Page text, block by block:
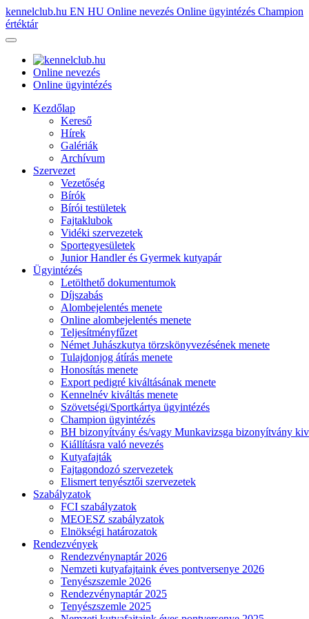
kennelclub.hu EN HU Online nevezés Online ügyintézés Champion
értéktár
Online nevezés
Online ügyintézés
Kezdőlap
Kereső
Hírek
Galériák
Archívum
Szervezet
Vezetőség
Bírók
Bírói testületek
Fajtaklubok
Vidéki szervezetek
Sportegyesületek
Junior Handler és Gyermek kutyapár
Ügyintézés
Letölthető dokumentumok
Díjszabás
Alombejelentés menete
Online alombejelentés menete
Teljesítményfűzet
Német Juhászkutya törzskönyvezésének menete
Tulajdonjog átírás menete
Honosítás menete
Export pedigré kiváltásának menete
Kennelnév kiváltás menete
Szövetségi/Sportkártya ügyintézés
Champion ügyintézés
BH bizonyítvány és/vagy Munkavizsga bizonyítvány
Kiállításra való nevezés
Kutyafajták
Fajtagondozó szervezetek
Elismert tenyésztői szervezetek
Szabályzatok
FCI szabályzatok
MEOESZ szabályzatok
Elnökségi határozatok
Rendezvények
Rendezvénynaptár 2026
Nemzeti kutyafajtaink éves pontversenye 2026
Tenyészszemle 2026
Rendezvénynaptár 2025
Tenyészszemle 2025